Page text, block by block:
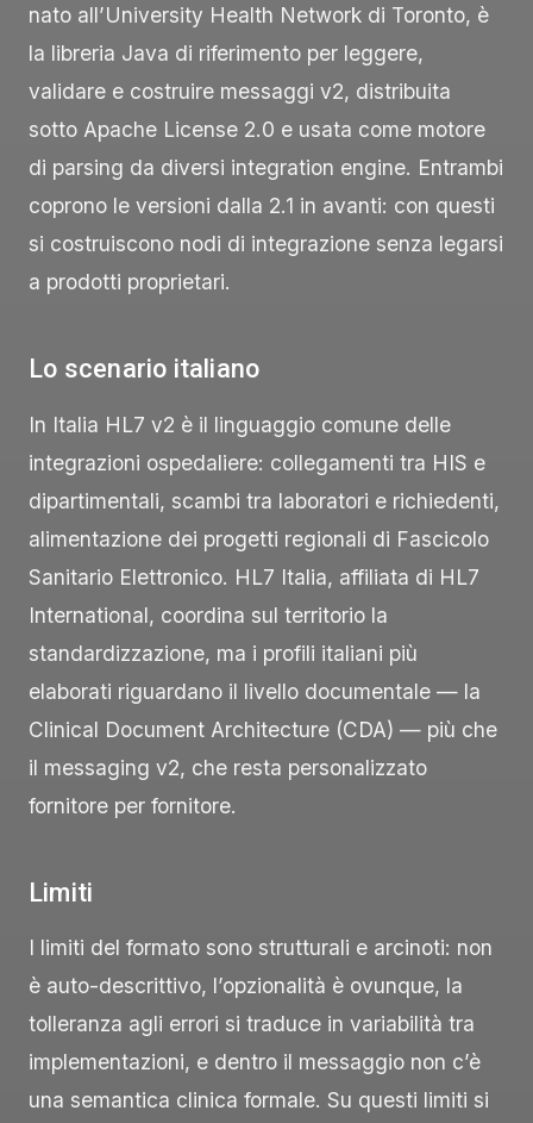
nato all’University Health Network di Toronto, è
la libreria Java di riferimento per leggere,
validare e costruire messaggi v2, distribuita
sotto Apache License 2.0 e usata come motore
di parsing da diversi integration engine. Entrambi
coprono le versioni dalla 2.1 in avanti: con questi
si costruiscono nodi di integrazione senza legarsi
a prodotti proprietari.
Lo scenario italiano
In Italia HL7 v2 è il linguaggio comune delle
integrazioni ospedaliere: collegamenti tra HIS e
dipartimentali, scambi tra laboratori e richiedenti,
alimentazione dei progetti regionali di Fascicolo
Sanitario Elettronico. HL7 Italia, affiliata di HL7
International, coordina sul territorio la
standardizzazione, ma i profili italiani più
elaborati riguardano il livello documentale — la
Clinical Document Architecture (CDA) — più che
il messaging v2, che resta personalizzato
fornitore per fornitore.
Limiti
I limiti del formato sono strutturali e arcinoti: non
è auto-descrittivo, l’opzionalità è ovunque, la
tolleranza agli errori si traduce in variabilità tra
implementazioni, e dentro il messaggio non c’è
una semantica clinica formale. Su questi limiti si